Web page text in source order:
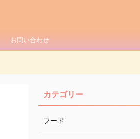
お問い合わせ
カテゴリー
フード